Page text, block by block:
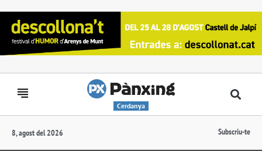
Cerdanya
8, agost del 2026 Subscriu-te